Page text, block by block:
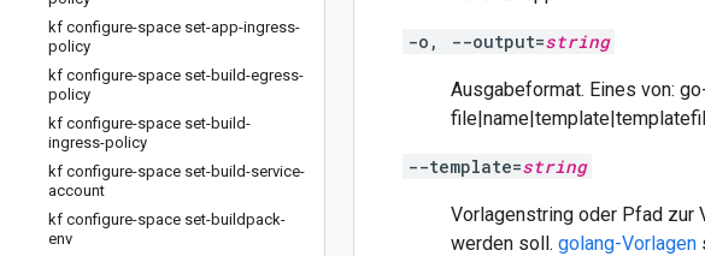
kf configure-space set-app-ingress-
policy
kf configure-space set-build-egress-
policy
kf configure-space set-build-
ingress-policy
kf configure-space set-build-service-
account
kf configure-space set-buildpack-
env
-o, --output=string
Ausgabeformat. Eines von:
--template=string
Vorlagenstring oder Pfad
werden soll. golang-Vorlagen